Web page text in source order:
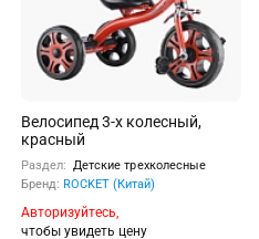
Велосипед 3-х колесный,
красный
Раздел: Детские трехколесные
Бренд: ROCKET (Китай)
Авторизуйтесь,
чтобы увидеть цену